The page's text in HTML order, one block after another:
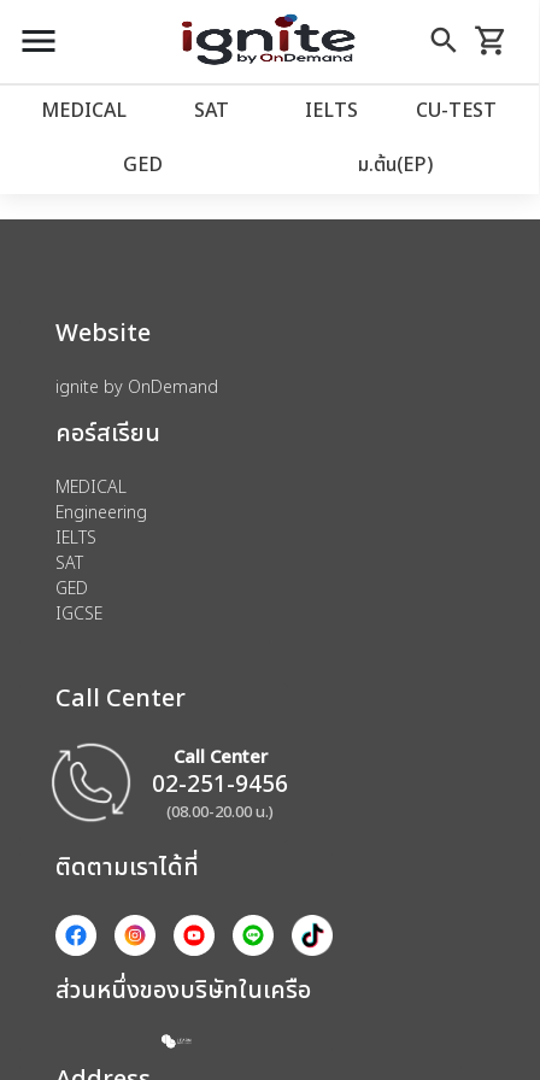
close
account_balance หน้าแรก
เว็บไซต์อิกไนท์
account_circle เข้าสู่ระบบ
assignment ลงทะเบียน
menu search
Skip
to
shopping_cart
รถเข็น
MEDICAL SAT IELTS CU‑TEST
GED ม.ต้น(EP)
We could not find anything for catalog
category view s sat subject test id 379
Website
ignite by OnDemand
คอร์สเรียน
MEDICAL
Engineering
IELTS
SAT
GED
IGCSE
Call Center
Call Center
02-251-9456
(08.00-20.00 น.)
ติดตามเราได้ที่
ส่วนหนึ่งของบริษัทในเครือ